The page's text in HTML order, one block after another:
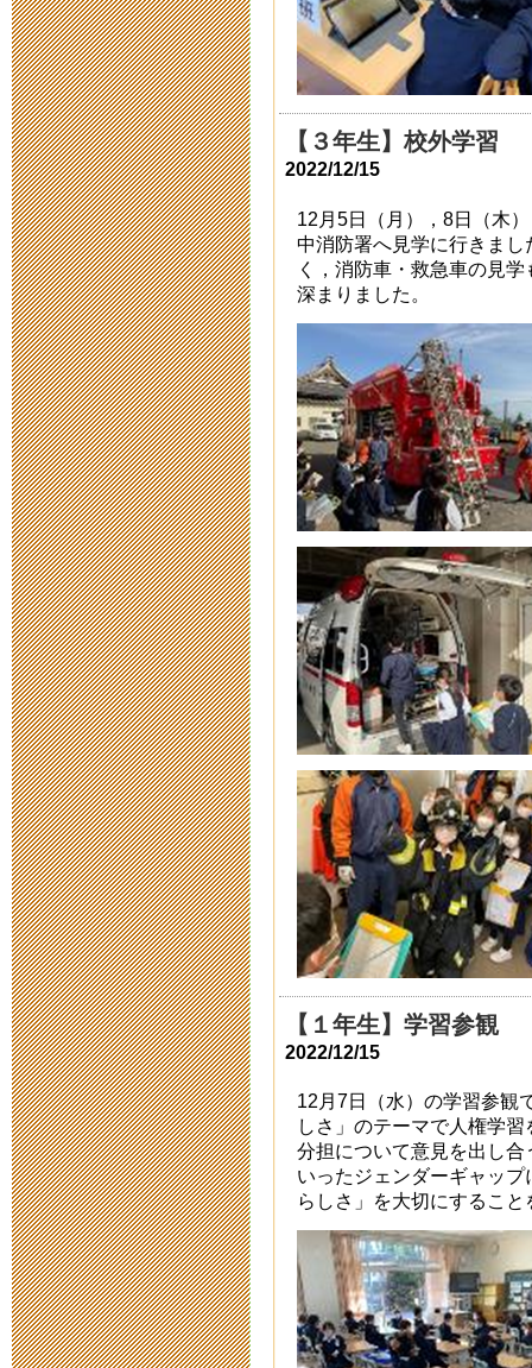
2020年5月14日
スクールカウ
2020年5月11日
臨時休校中の
2020年5月 1日
臨時休校期間
2020年4月28日
臨時休校期間
2020年4月17日
新型コロナウ
校等について
2020年4月13日
本校における
策等について
2020年4月 3日
令和２年度入
2020年3月19日
令和元年度卒
2020年3月12日
新型コロナウ
連絡
2020年3月 6日
【公開研究会
お知らせ（実
2020年2月 5日
【３年生】校外学習
2022/12/15
12月5日（月），8日（木
中消防署へ見学に行きま
く，消防車・救急車の見
深まりました。
【１年生】学習参観
2022/12/15
12月7日（水）の学習参
しさ」のテーマで人権学
分担について意見を出し
いったジェンダーギャッ
らしさ」を大切にすること